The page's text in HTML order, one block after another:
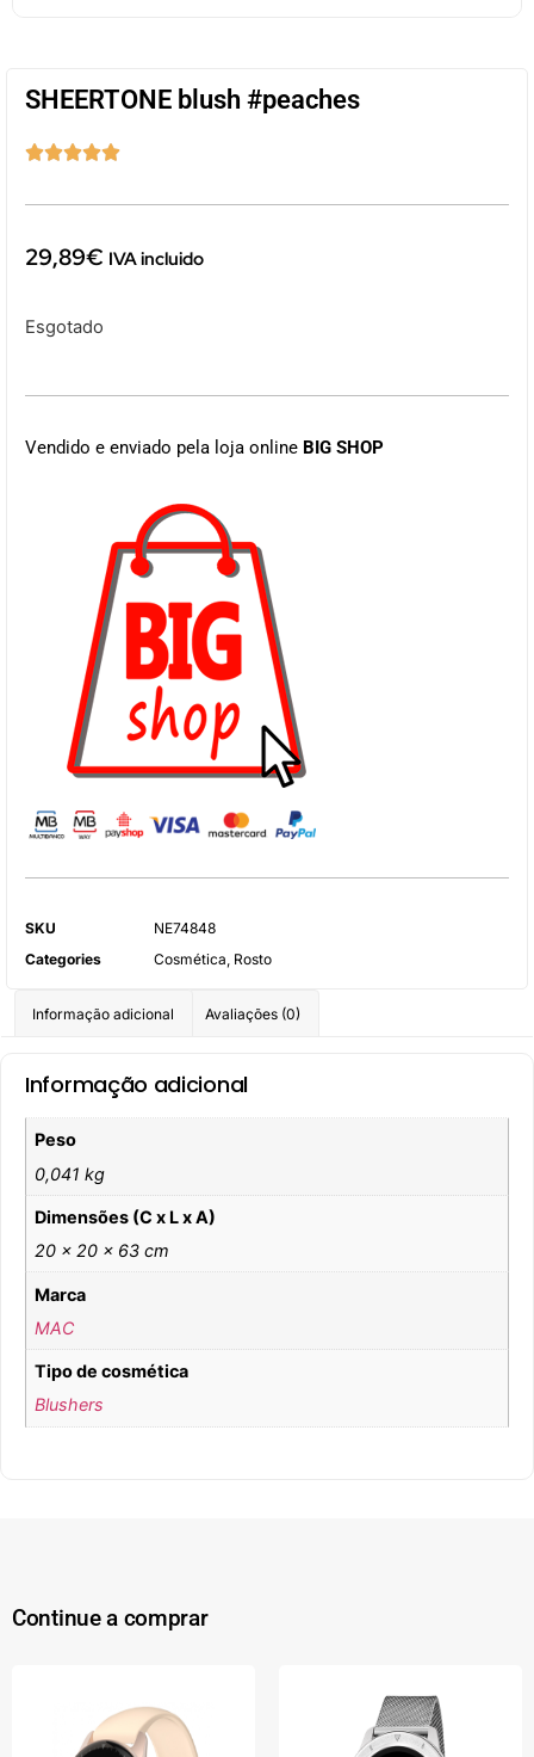
SHEERTONE blush #peaches

29,89€ IVA incluido
Esgotado
Vendido e enviado pela loja online BIG SHOP
SKU
NE74848
Categories
Cosmética, Rosto
Informação adicional Avaliações (0)
Informação adicional
Peso
0,041 kg
Dimensões (C x L x A)
20 × 20 × 63 cm
Marca
MAC
Tipo de cosmética
Blushers
Continue a comprar